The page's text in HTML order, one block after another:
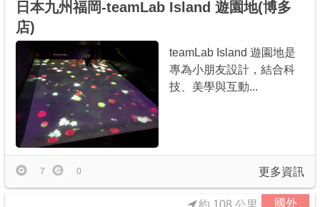
日本九州福岡-teamLab Island 遊園地(博多
店)
teamLab Island 遊園地是
專為小朋友設計，結合科
技、美學與互動...
更多資訊
7 0
國外